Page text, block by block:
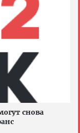
снова